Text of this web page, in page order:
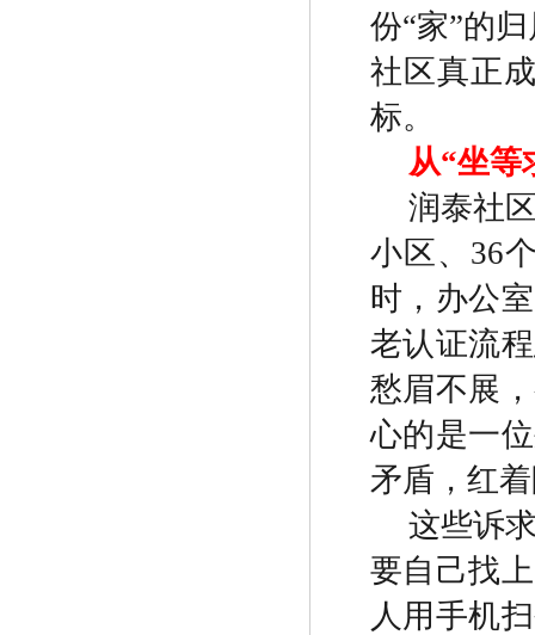
份“家”的
社区真正
标。
从“坐等
润泰社
小区、 36
时，办公
老认证流
愁眉不展
心的是一
矛盾，红
这些诉
要自己找
人用手机